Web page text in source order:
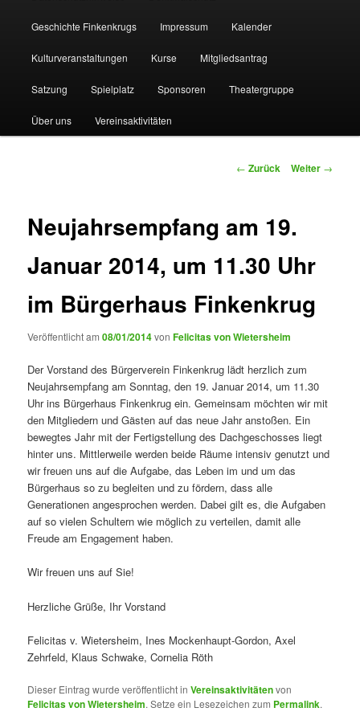
Geschichte Finkenkrugs Impressum Kalender
Kulturveranstaltungen Kurse Mitgliedsantrag
Satzung Spielplatz Sponsoren Theatergruppe
Über uns Vereinsaktivitäten
Beitragsnavigation
← Zurück Weiter →
Neujahrsempfang am 19.
Januar 2014, um 11.30 Uhr
im Bürgerhaus Finkenkrug
Veröffentlicht am08/01/2014vonFelicitas von Wietersheim
Der Vorstand des Bürgerverein Finkenkrug lädt herzlich zum
Neujahrsempfang am Sonntag, den 19. Januar 2014, um 11.30
Uhr ins Bürgerhaus Finkenkrug ein. Gemeinsam möchten wir mit
den Mitgliedern und Gästen auf das neue Jahr anstoßen. Ein
bewegtes Jahr mit der Fertigstellung des Dachgeschosses liegt
hinter uns. Mittlerweile werden beide Räume intensiv genutzt und
wir freuen uns auf die Aufgabe, das Leben im und um das
Bürgerhaus so zu begleiten und zu fördern, dass alle
Generationen angesprochen werden. Dabei gilt es, die Aufgaben
auf so vielen Schultern wie möglich zu verteilen, damit alle
Freude am Engagement haben.
Wir freuen uns auf Sie!
Herzliche Grüße, Ihr Vorstand
Felicitas v. Wietersheim, Ines Mockenhaupt-Gordon, Axel
Zehrfeld, Klaus Schwake, Cornelia Röth
Dieser Eintrag wurde veröffentlicht inVereinsaktivitätenvon
Felicitas von Wietersheim. Setze ein Lesezeichen zum Permalink.